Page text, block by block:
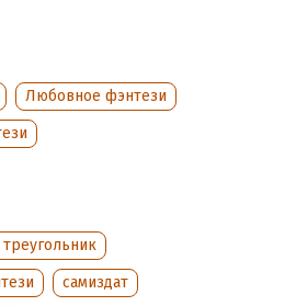
2025
Любовное фэнтези
самиздат